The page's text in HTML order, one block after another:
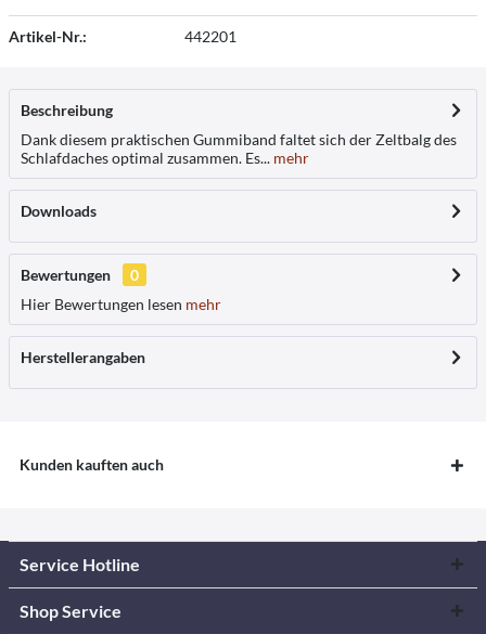
Artikel-Nr.: 442201
Beschreibung
Dank diesem praktischen Gummiband faltet sich der Zeltbalg des
Schlafdaches optimal zusammen. Es... mehr
Downloads
Bewertungen
0
Hier Bewertungen lesen mehr
Herstellerangaben
Kunden kauften auch
Service Hotline
Shop Service